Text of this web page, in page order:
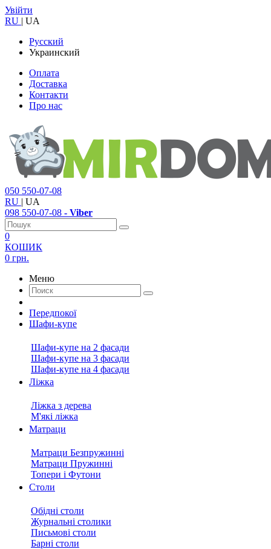
Увійти
RU | UA
Русский
Украинский
Оплата
Доставка
Контакти
Про нас
050 550-07-08
RU | UA
098 550-07-08 - Viber
0
КОШИК
0 грн.
Меню
Передпокої
Шафи-купе
Шафи-купе на 2 фасади
Шафи-купе на 3 фасади
Шафи-купе на 4 фасади
Ліжка
Ліжка з дерева
М'які ліжка
Матраци
Матраци Безпружинні
Матраци Пружинні
Топери і Футони
Столи
Обідні столи
Журнальні столики
Письмові столи
Барні столи